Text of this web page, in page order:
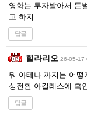
영화는 투자받아서 돈
고 하지
답글
힐라리오 26-05-17
뭐 아테나 까지는 어떻
성전환 아킬레스에 흑
답글